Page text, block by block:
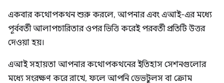
একবার কথোপকথন শুরু করলে, আপনার এবং এআই-এর মধ্যে
পূর্ববর্তী আলাপচারিতার ওপর ভিত্তি করেই পরবর্তী প্রতিটি উত্তর
দেওয়া হয়।
এআই সহায়তা আপনার কথোপকথনের ইতিহাস সেশনগুলোর
মধ্যে সংরক্ষণ করে রাখে, ফলে আপনি ডেভটুলস বা ক্রোম